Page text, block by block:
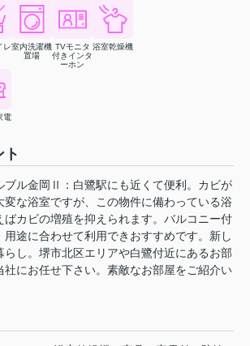
レ室内洗濯機
置場
TVモニタ
付きインタ
ーホン
浴室乾燥機
電
ト
ブル金岡Ⅱ：白鷺駅にも近くて便利。カビが
変な浴室ですが、この物件に備わっている浴
ばカビの増殖を抑えられます。バルコニー付
用途に合わせて利用できおすすめです。新し
らし。堺市北区エリアや白鷺付近にあるお部
社にお任せ下さい。素敵なお部屋をご紹介い